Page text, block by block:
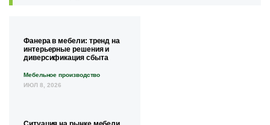
Фанера в мебели: тренд на
интерьерные решения и
диверсификация сбыта
Мебельное производство
ИЮЛ 8, 2026